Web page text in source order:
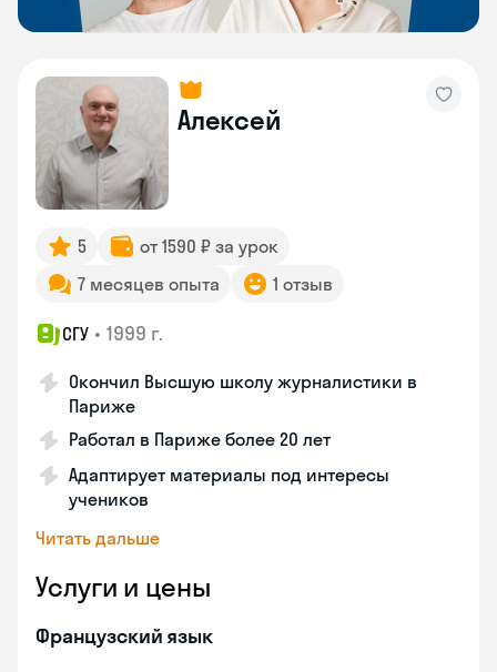
Алексей
5
от 1590 ₽ за урок
7 месяцев опыта
1 отзыв
СГУ • 1999 г.
Окончил Высшую школу журналистики в
Париже
Работал в Париже более 20 лет
Адаптирует материалы под интересы
учеников
Читать дальше
Услуги и цены
Французский язык